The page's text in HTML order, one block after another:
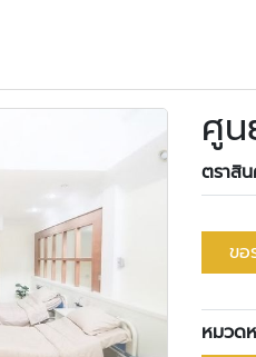
ศูน
ตราสิ
ขอ
หมวด